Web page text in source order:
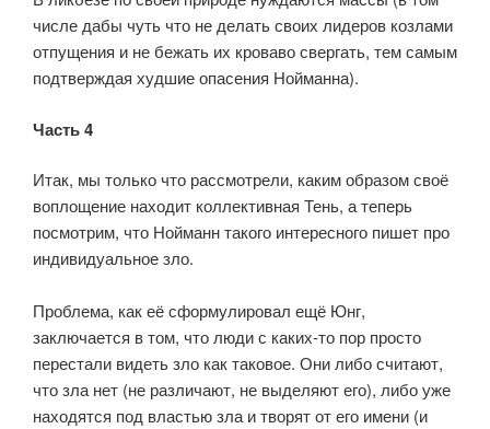
числе дабы чуть что не делать своих лидеров козлами
отпущения и не бежать их кроваво свергать, тем самым
подтверждая худшие опасения Нойманна).
Часть 4
Итак, мы только что рассмотрели, каким образом своё
воплощение находит коллективная Тень, а теперь
посмотрим, что Нойманн такого интересного пишет про
индивидуальное зло.
Проблема, как её сформулировал ещё Юнг,
заключается в том, что люди с каких-то пор просто
перестали видеть зло как таковое. Они либо считают,
что зла нет (не различают, не выделяют его), либо уже
находятся под властью зла и творят от его имени (и